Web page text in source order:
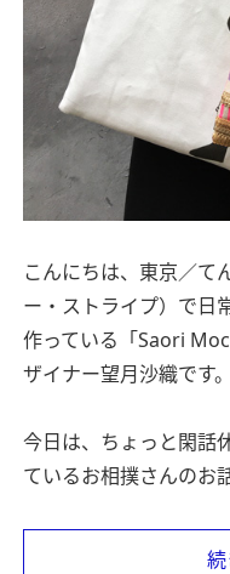
こんにちは、東京／て
ー・ストライプ）で日
作っている「Saori
ザイナー望月沙織です。
今日は、ちょっと閑話
ているお相撲さんのお